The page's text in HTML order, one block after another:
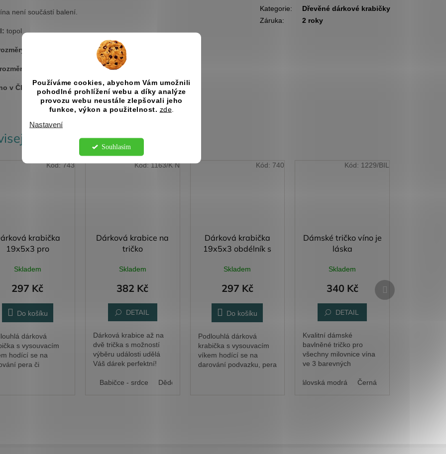
Používáme cookies, abychom Vám umožnili
pohodlné prohlížení webu a díky analýze
provozu webu neustále zlepšovali jeho
funkce, výkon a použitelnost. zde
Nastavení
Souhlasím
produkty
krabička
19x5x3 pro
Skladem
297 Kč
Do košíku
dárková
s vysouvacím
hodící se na
pera či
Kód:743
Dárková krabice na
tričko
Skladem
382 Kč
DETAIL
Dárková krabice až na
dvě trička s možností
výběru události udělá
Váš dárek perfektní!
Babičce - srdce Dědečkovi - srdce Vzor z trička (gravírovaný) Vzor z tička (barevný tisk)
Kód:1163/K N
Dárková krabička
19x5x3 obdélník s
Skladem
297 Kč
Do košíku
Podlouhlá dárková
krabička s vysouvacím
víkem hodící se na
darování podvazku, pera
Kód: 740
Dámské tričko víno je
láska
Skladem
340 Kč
DETAIL
Kvalitní dámské
bavlněné tričko pro
všechny milovnice vína
ve 3 barevných
Královská modrá Černá
Kód: 1229/BIL
Další
produkt
není součástí balení.
topol
krabice: 342 x 104 x 92 mm
krabice: 318 x 80 x 80 mm
v ČR
Kategorie:
Dřevěné dárkové krabičky
Záruka: 2 roky